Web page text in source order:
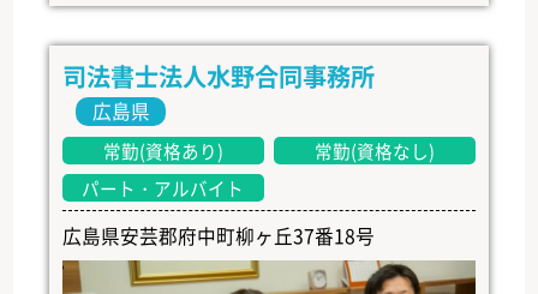
司法書士法人水野合同事務所
広島県
常勤(資格あり)
常勤(資格なし)
パート・アルバイト
広島県安芸郡府中町柳ヶ丘37番18号